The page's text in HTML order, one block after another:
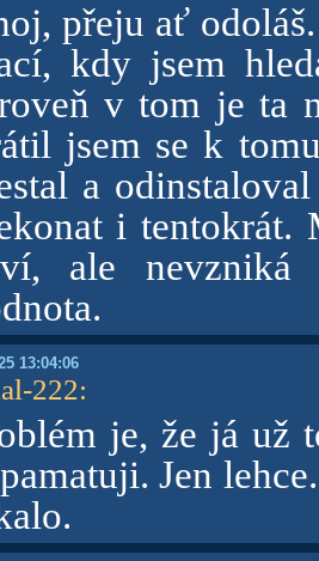
přeju ať
kdy jsem
v tom je ta
jsem se k
a
i tentokrát.
ale
13:04:06
222:
je, že já už
Jen